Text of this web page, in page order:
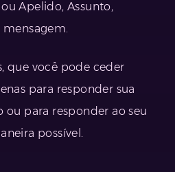
Apelido, Assunto,
mensagem.
que você pode ceder
para responder sua
para responder ao seu
possível.